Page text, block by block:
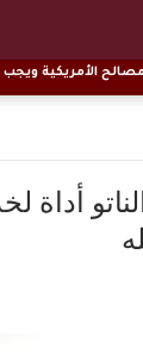
الأمريكية